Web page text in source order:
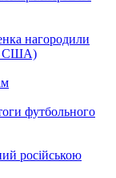
нагородили
США)
футбольного
російською